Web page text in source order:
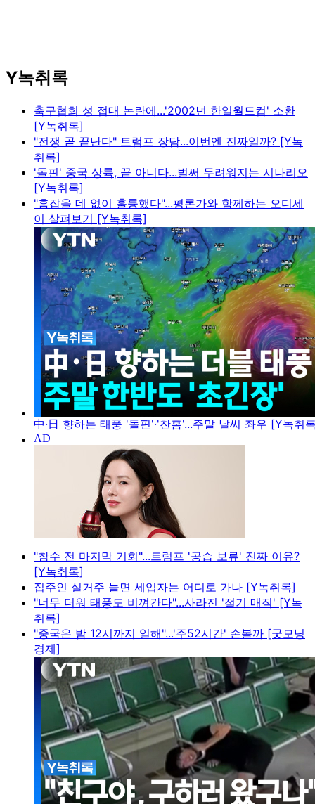
Y녹취록
축구협회 성 접대 논란에...'2002년 한일월드컵' 소환
[Y녹취록]
"전쟁 곧 끝난다" 트럼프 장담...이번엔 진짜일까? [Y녹
취록]
'돌핀' 중국 상륙, 끝 아니다...벌써 두려워지는 시나리오
[Y녹취록]
"흠잡을 데 없이 훌륭했다"...평론가와 함께하는 오디세
이 살펴보기 [Y녹취록]
中·日 향하는 태풍 '돌핀'·'찬홈'...주말 날씨 좌우 [Y녹취
"참수 전 마지막 기회"...트럼프 '공습 보류' 진짜 이유?
[Y녹취록]
집주인 실거주 늘면 세입자는 어디로 가나 [Y녹취록]
"너무 더워 태풍도 비껴간다"...사라진 '절기 매직' [Y녹
취록]
"중국은 밤 12시까지 일해"...'주52시간' 손볼까 [굿모닝
경제]